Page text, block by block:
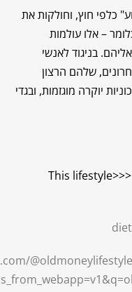
כלפי חוץ, וחולקות את
– אלו עולמות
בניגוד לאנשי
שלהם הרצון
יוקרה מוגזמות, ובגדי
This lifestyle>>>